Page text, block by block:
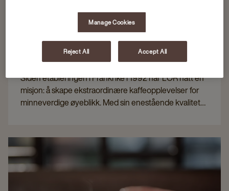
ET MESTERVERK I SMAK
Siden etableringen i Frankrike i 1992 har L'OR hatt én
misjon: å skape ekstraordinære kaffeopplevelser for
minneverdige øyeblikk. Med sin enestående kvalitet
Gold Standard.
Manage Cookies
Reject All Accept All